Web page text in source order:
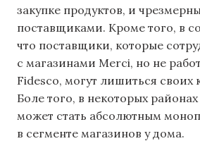
закупке продуктов, и
поставщиками. Кроме того, в
что поставщики, которые
с магазинами Merci, но не
Fidesco, могут лишиться своих
Боле того, в некоторых
может стать абсолютным
в сегменте магазинов у дома.